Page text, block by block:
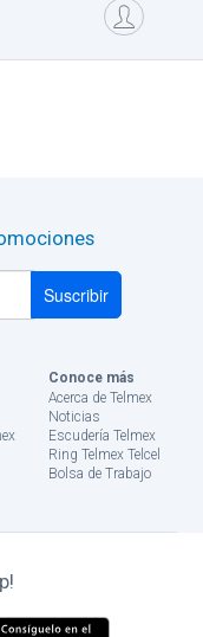
Conoce más
Acerca de Telmex
Noticias
Escudería Telmex
Ring Telmex Telcel
Bolsa de Trabajo